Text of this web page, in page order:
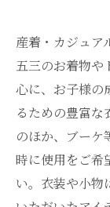
産着・カジュア
五三のお着物や
心に、お子様の
るための豊富な
のほか、ブーケ
時に使用をご希
い。衣装や小物